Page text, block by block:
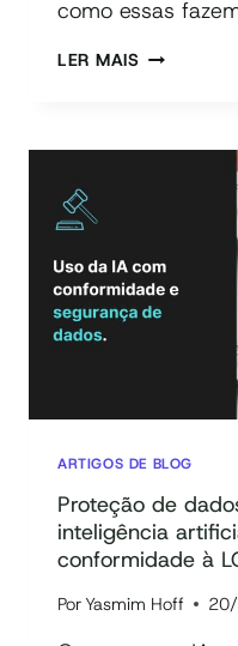
como essas
LER MAIS
ROTINA
EM
RESULTADO
ARTIGOS DE BLOG
Proteção de
inteligência
conformidade à
Por Yasmim Hoff